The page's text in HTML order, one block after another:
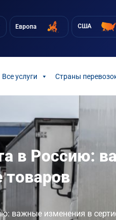
Европа США
Все услуги Страны
в Россию:
товаров
важные изменения в